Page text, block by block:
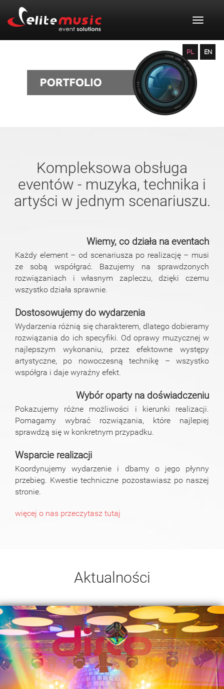
Toggle
PL EN
Kompleksowa obsługa
eventów - muzyka, technika i
artyści w jednym scenariuszu.
Wiemy, co działa na eventach
Każdy element – od scenariusza po realizację – musi
ze sobą współgrać. Bazujemy na sprawdzonych
rozwiązaniach i własnym zapleczu, dzięki czemu
wszystko działa sprawnie.
Dostosowujemy do wydarzenia
Wydarzenia różnią się charakterem, dlatego dobieramy
rozwiązania do ich specyfiki. Od oprawy muzycznej w
najlepszym wykonaniu, przez efektowne występy
artystyczne, po nowoczesną technikę – wszystko
współgra i daje wyraźny efekt.
Wybór oparty na doświadczeniu
Pokazujemy różne możliwości i kierunki realizacji.
Pomagamy wybrać rozwiązania, które najlepiej
sprawdzą się w konkretnym przypadku.
Wsparcie realizacji
Koordynujemy wydarzenie i dbamy o jego płynny
przebieg. Kwestie techniczne pozostawiasz po naszej
stronie.
więcej o nas przeczytasz tutaj
Aktualności